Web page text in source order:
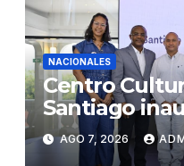
NACIONALES
Centro
Santiago
Congreso
Santiago
AGO 7, 2026